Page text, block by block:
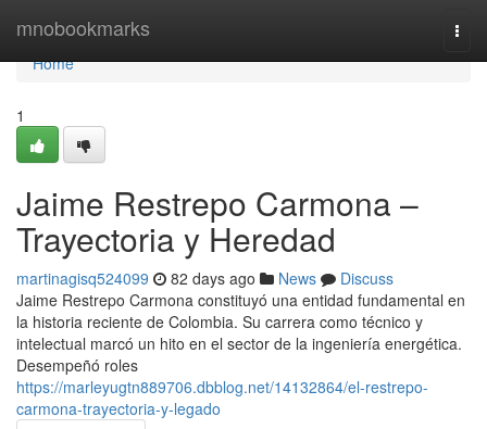
mnobookmarks
Home
Home
1
Jaime Restrepo Carmona –
Trayectoria y Heredad
martinagisq524099 82 days ago News
Discuss
Jaime Restrepo Carmona constituyó una entidad fundamental en
la historia reciente de Colombia. Su carrera como técnico y
intelectual marcó un hito en el sector de la ingeniería energética.
Desempeñó roles
https://marleyugtn889706.dbblog.net/14132864/el-restrepo-
carmona-trayectoria-y-legado